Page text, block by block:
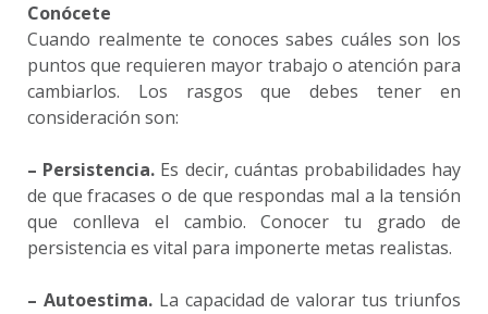
Conócete
Cuando realmente te conoces sabes cuáles son los
puntos que requieren mayor trabajo o atención para
cambiarlos. Los rasgos que debes tener en
consideración son:
– Persistencia. Es decir, cuántas probabilidades hay
de que fracases o de que respondas mal a la tensión
que conlleva el cambio. Conocer tu grado de
persistencia es vital para imponerte metas realistas.
– Autoestima.La capacidad de valorar tus triunfos